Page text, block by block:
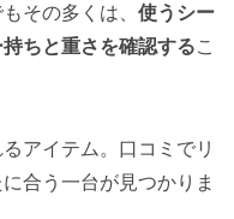
その多くは、 使うシー
ちと重さを確認するこ
アイテム。口コミでリ
合う一台が見つかりま